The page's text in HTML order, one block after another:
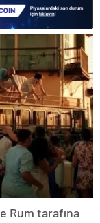
Rum tarafına